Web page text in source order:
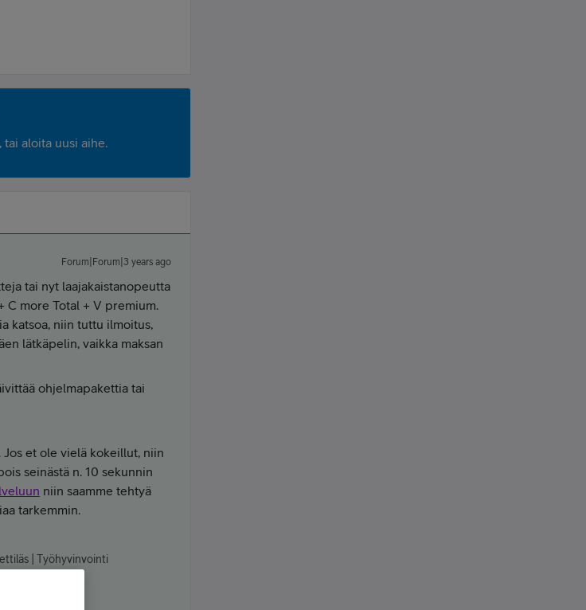
tai aloita uusi aihe.
Forum|Forum|3 years ago
tai nyt laajakaistanopeutta
C more Total + V premium.
katsoa, niin tuttu ilmoitus,
lätkäpelin, vaikka maksan
ohjelmapakettia tai
et ole vielä kokeillut, niin
seinästä n. 10 sekunnin
niin saamme tehtyä
tarkemmin.
| Työhyvinvointi